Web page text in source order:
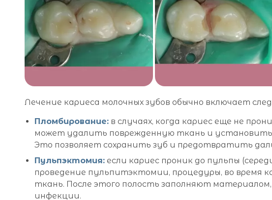
Лечение кариеса молочных зубов обычно включает
Пломбирование: в случаях, когда кариес еще не
может удалить поврежденную ткань и установить
Это позволяет сохранить зуб и предотвратить
Пульпэктомия: если кариес проник до пульпы
проведение пульпитэктомии, процедуры, во время
ткань. После этого полость заполняют
инфекции.